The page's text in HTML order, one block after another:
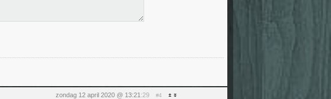
zondag 12 april 2020 @ 13:21 :29 #4